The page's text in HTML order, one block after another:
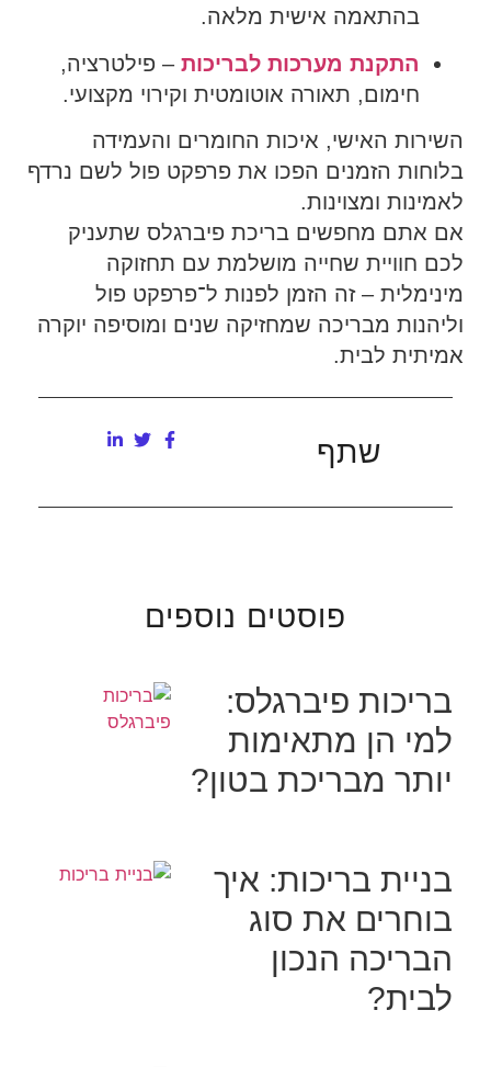
בהתאמה אישית מלאה.
התקנת מערכות לבריכות – פילטרציה,
חימום, תאורה אוטומטית וקירוי מקצועי.
השירות האישי, איכות החומרים והעמידה
בלוחות הזמנים הפכו את פרפקט פול לשם נרדף
לאמינות ומצוינות.
אם אתם מחפשים בריכת פיברגלס שתעניק
לכם חוויית שחייה מושלמת עם תחזוקה
מינימלית – זה הזמן לפנות ל־פרפקט פול
וליהנות מבריכה שמחזיקה שנים ומוסיפה יוקרה
אמיתית לבית.
שתף
פוסטים נוספים
בריכות פיברגלס:
למי הן מתאימות
יותר מבריכת בטון?
בניית בריכות: איך
בוחרים את סוג
הבריכה הנכון
לבית?